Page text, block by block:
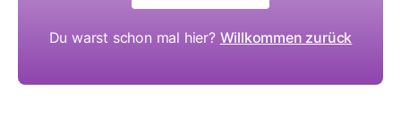
Du warst schon mal hier? Willkommen zurück